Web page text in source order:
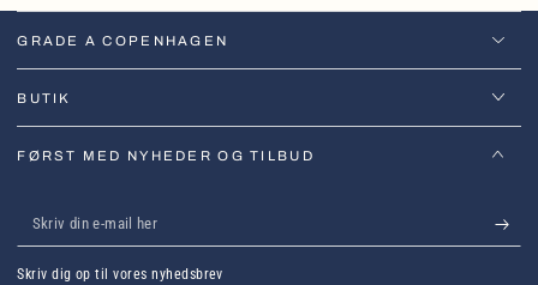
GRADE A COPENHAGEN
BUTIK
FØRST MED NYHEDER OG TILBUD
Skriv
din
Skriv dig op til vores nyhedsbrev